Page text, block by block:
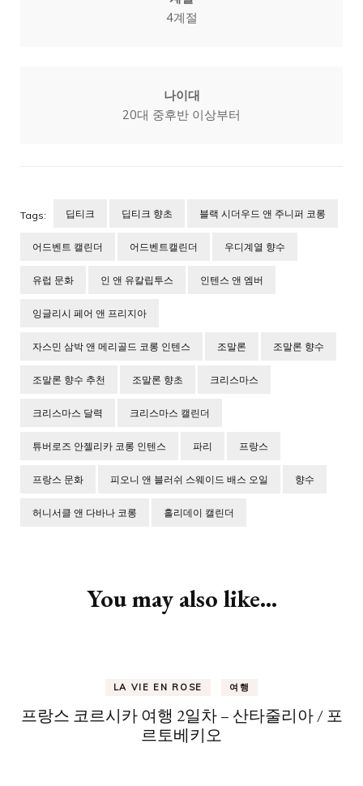
4계절
나이대
20대 중후반 이상부터
Tags: 딥티크 딥티크 향초 블랙 시더우드 앤 주니퍼 코롱
어드벤트 캘린더 어드벤트캘린더 우디계열 향수
유럽 문화 인 앤 유칼립투스 인텐스 앤 엠버
잉글리시 페어 앤 프리지아
자스민 삼박 앤 메리골드 코롱 인텐스 조말론 조말론 향수
조말론 향수 추천 조말론 향초 크리스마스
크리스마스 달력 크리스마스 캘린더
튜버로즈 안젤리카 코롱 인텐스 파리 프랑스
프랑스 문화 피오니 앤 블러쉬 스웨이드 배스 오일 향수
허니서클 앤 다바나 코롱 홀리데이 캘린더
You may also like...
LA VIE EN ROSE 여행
프랑스 코르시카 여행 2일차 – 산타줄리아 / 포
르토베키오